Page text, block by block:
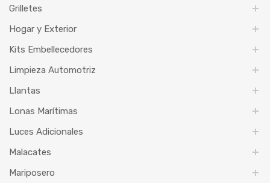
Grilletes
Hogar y Exterior
Kits Embellecedores
Limpieza Automotriz
Llantas
Lonas Marítimas
Luces Adicionales
Malacates
Mariposero